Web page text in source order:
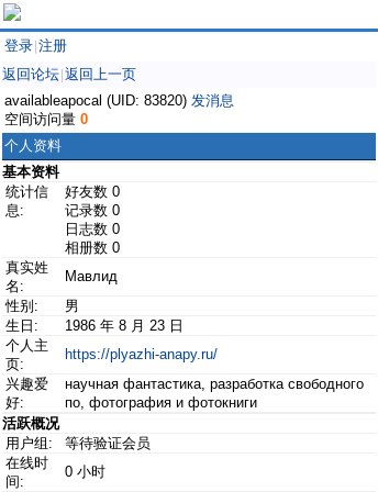
登录 注册
返回论坛 返回上一页
availableapocal (UID: 83820) 发消息
空间访问量 0
个人资料
基本资料
统计信
息:
好友数 0
记录数 0
日志数 0
相册数 0
真实姓
名:
Мавлид
性别:
男
生日:
1986 年 8 月 23 日
个人主
页:
https://plyazhi-anapy.ru/
兴趣爱
好:
научная фантастика, разработка свободного
по, фотография и фотокниги
活跃概况
用户组:
等待验证会员
在线时
间:
0 小时